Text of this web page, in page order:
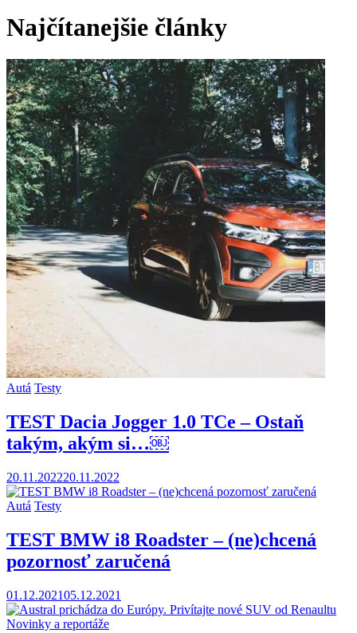
Najčítanejšie články
Autá Testy
TEST Dacia Jogger 1.0 TCe – Ostaň
takým, akým si…￼
20.11.202220.11.2022
Autá Testy
TEST BMW i8 Roadster – (ne)chcená
pozornosť zaručená
01.12.202105.12.2021
Novinky a reportáže